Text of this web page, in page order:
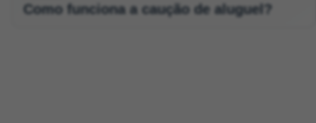
Como funciona a caução de aluguel?